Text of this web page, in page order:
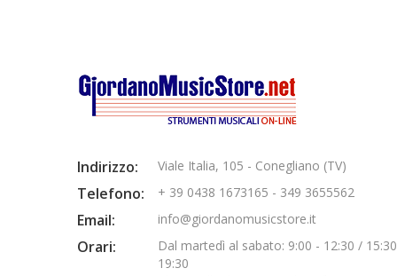
Indirizzo: Viale Italia, 105 - Conegliano (TV)
Telefono: + 39 0438 1673165 - 349 3655562
Email: info@giordanomusicstore.it
Orari:
Dal martedì al sabato: 9:00 - 12:30 /
19:30